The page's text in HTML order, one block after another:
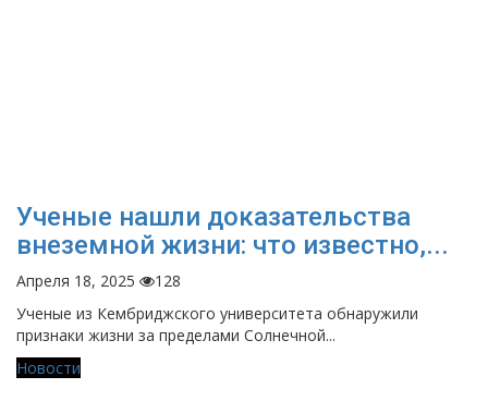
Ученые нашли доказательства
внеземной жизни: что известно,...
Апреля 18, 2025
128
Ученые из Кембриджского университета обнаружили
признаки жизни за пределами Солнечной...
Новости